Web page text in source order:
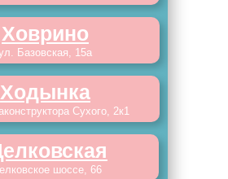
Ходынка
Сухого, 2к1
Ховрино
Базовская, 15а
шоссе, 66